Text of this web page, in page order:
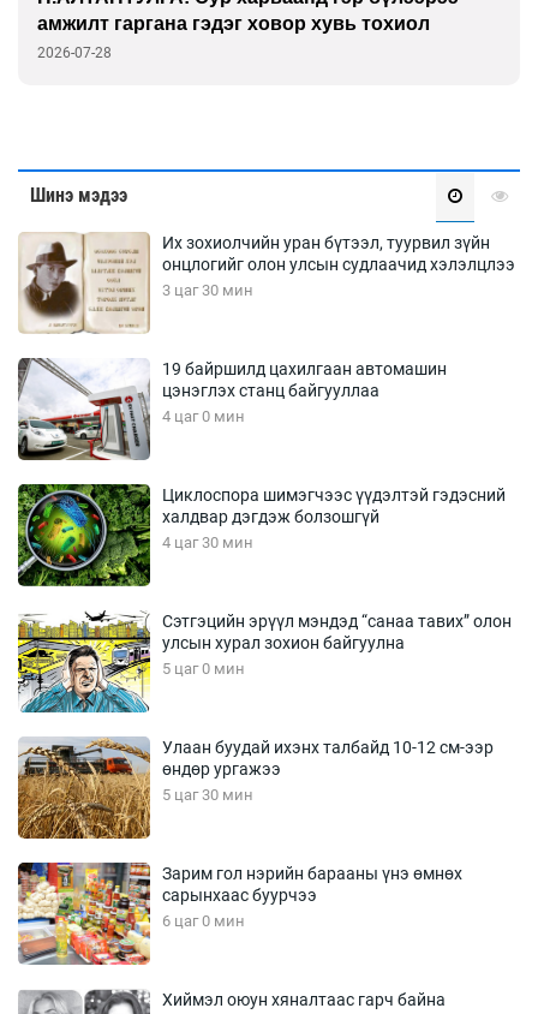
амжилт гаргана гэдэг ховор хувь тохиол
2026-07-28
Шинэ мэдээ
Их зохиолчийн уран бүтээл, туурвил зүйн
онцлогийг олон улсын судлаачид хэлэлцлээ
3 цаг 30 мин
19 байршилд цахилгаан автомашин
цэнэглэх станц байгууллаа
4 цаг 0 мин
Циклоспора шимэгчээс үүдэлтэй гэдэсний
халдвар дэгдэж болзошгүй
4 цаг 30 мин
Сэтгэцийн эрүүл мэндэд “санаа тавих” олон
улсын хурал зохион байгуулна
5 цаг 0 мин
Улаан буудай ихэнх талбайд 10-12 см-ээр
өндөр ургажээ
5 цаг 30 мин
Зарим гол нэрийн барааны үнэ өмнөх
сарынхаас буурчээ
6 цаг 0 мин
Хиймэл оюун хяналтаас гарч байна